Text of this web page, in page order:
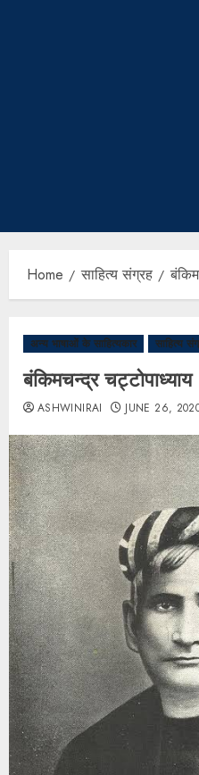
Home साहित्य संग्रह
अन्य भाषाओं के साहित्यकार साहित्य
बंकिमचन्द्र चट्टोपाध्याय
ASHWINIRAI JUNE 26,